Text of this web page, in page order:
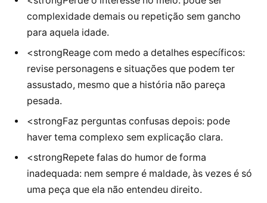
complexidade demais ou repetição sem gancho
para aquela idade.
<strongReage com medo a detalhes específicos:
revise personagens e situações que podem ter
assustado, mesmo que a história não pareça
pesada.
<strongFaz perguntas confusas depois: pode
haver tema complexo sem explicação clara.
<strongRepete falas do humor de forma
inadequada: nem sempre é maldade, às vezes é só
uma peça que ela não entendeu direito.